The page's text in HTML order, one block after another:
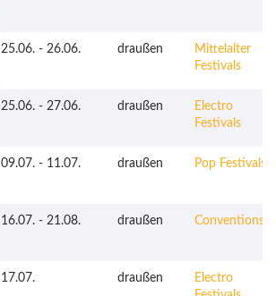
25.06. - 26.06. draußen
Mittelalter
Festivals
25.06. - 27.06. draußen
Electro
Festivals
09.07. - 11.07. draußen Pop Festivals
16.07. - 21.08. draußen Conventions
17.07. draußen
Electro